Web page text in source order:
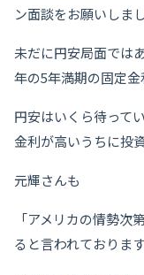
ン面談をお願いしまし
未だに円安局面では
年の5年満期の固定金
円安はいくら待って
金利が高いうちに投
元輝さんも
「アメリカの情勢
ると言われております